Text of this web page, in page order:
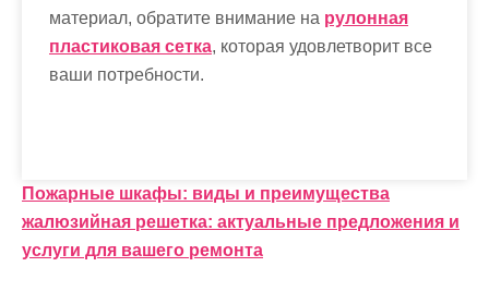
материал, обратите внимание на рулонная
пластиковая сетка, которая удовлетворит все
ваши потребности.
Н
а
Пожарные шкафы: виды и преимущества
жалюзийная решетка: актуальные предложения и
услуги для вашего ремонта